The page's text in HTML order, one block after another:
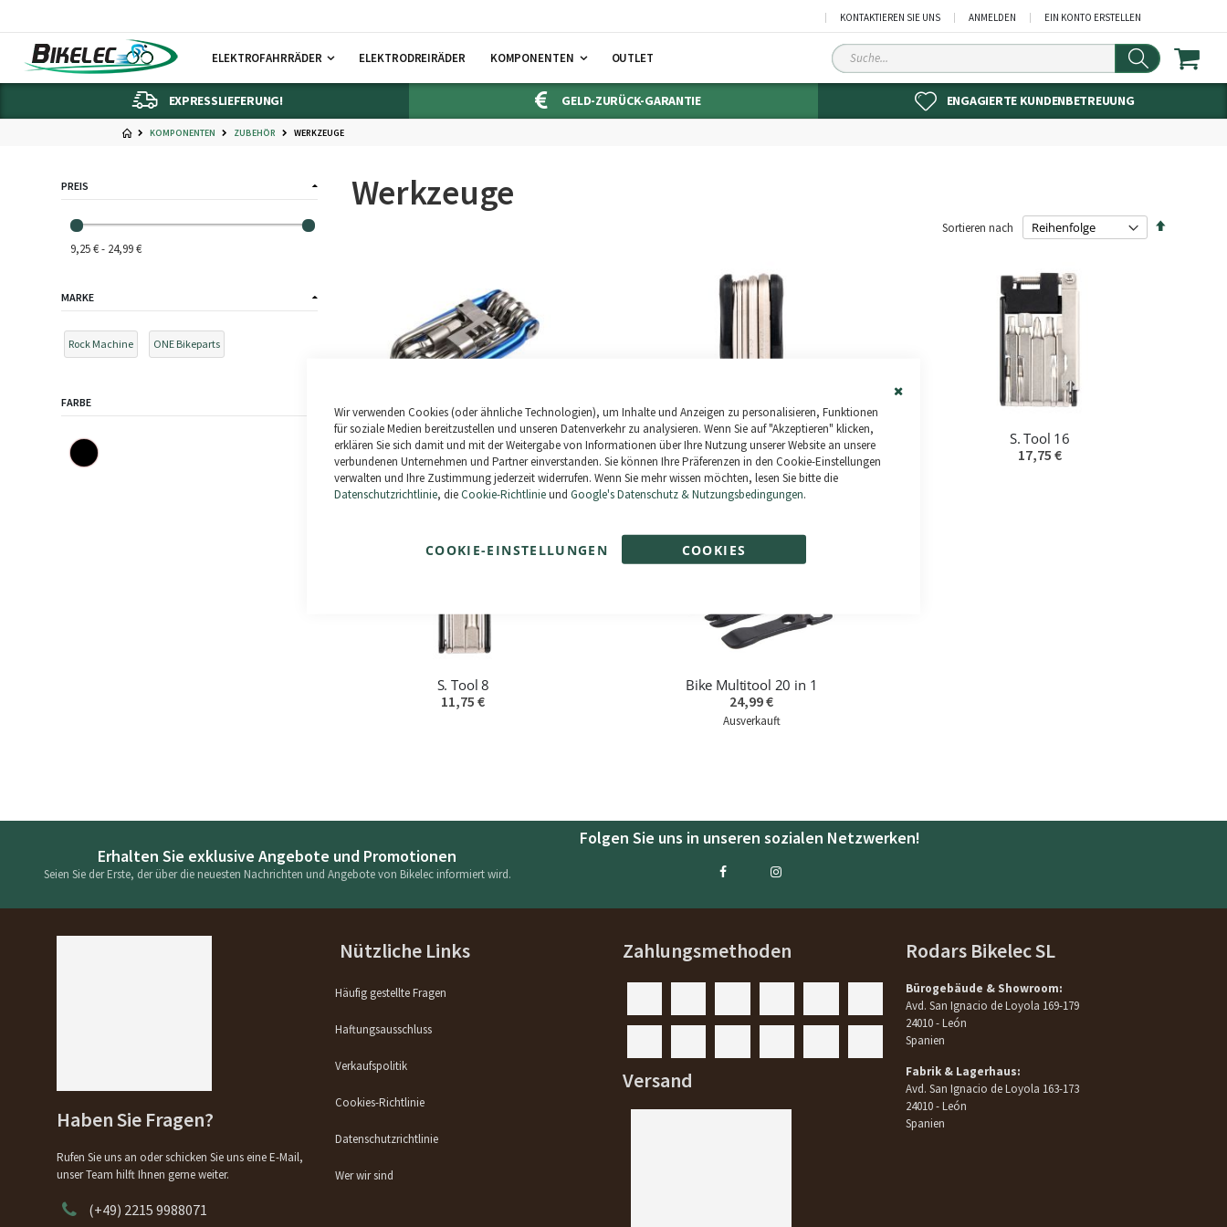
Wir verwenden Cookies (oder ähnliche Technologien), um Inhalte und Anzeigen zu personalisieren, Funktionen
für soziale Medien bereitzustellen und unseren Datenverkehr zu analysieren. Wenn Sie auf "Akzeptieren" klicken,
erklären Sie sich damit und mit der Weitergabe von Informationen über Ihre Nutzung unserer Website an unsere
verbundenen Unternehmen und Partner einverstanden. Sie können Ihre Präferenzen in den Cookie-Einstellungen
verwalten und Ihre Zustimmung jederzeit widerrufen. Wenn Sie mehr wissen möchten, lesen Sie bitte die
Datenschutzrichtlinie, dieCookie-Richtlinieund Google's Datenschutz & Nutzungsbedingungen.
COOKIES
COOKIE-EINSTELLUNGEN
KONTAKTIEREN SIE UNS ANMELDEN EIN KONTO ERSTELLEN
ELEKTROFAHRRÄDER ELEKTRODREIRÄDER KOMPONENTEN OUTLET Suche
EXPRESSLIEFERUNG! GELD-ZURÜCK-GARANTIE ENGAGIERTE KUNDENBETREUUNG
KOMPONENTEN ZUBEHÖR WERKZEUGE
Werkzeuge
Sortieren nach
Absteigend
Bike Multitool 11 in 1
12,49 €
R. Tool 10
9,25 €
S. Tool 16
17,75 €
S. Tool 8
11,75 €
Bike Multitool 20 in 1
24,99 €
Ausverkauft
PREIS
9,25 € - 24,99 €
MARKE
Rock Machine ONE Bikeparts
FARBE
Erhalten Sie exklusive Angebote und Promotionen
Seien Sie der Erste, der über die neuesten Nachrichten und Angebote von Bikelec informiert wird.
Folgen Sie uns in unseren sozialen Netzwerken!
Haben Sie Fragen?
Rufen Sie uns an oder schicken Sie uns eine E-Mail,
unser Team hilft Ihnen gerne weiter.
(+49) 2215 9988071
Nützliche Links
Häufig gestellte Fragen
Haftungsausschluss
Verkaufspolitik
Cookies-Richtlinie
Datenschutzrichtlinie
Wer wir sind
Zahlungsmethoden
Versand
Rodars Bikelec SL
Bürogebäude & Showroom:
Avd. San Ignacio de Loyola 169-179
24010 - León
Spanien
Fabrik & Lagerhaus:
Avd. San Ignacio de Loyola 163-173
24010 - León
Spanien